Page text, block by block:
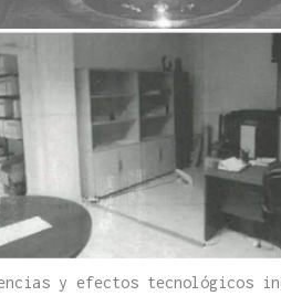
y efectos tecnológicos